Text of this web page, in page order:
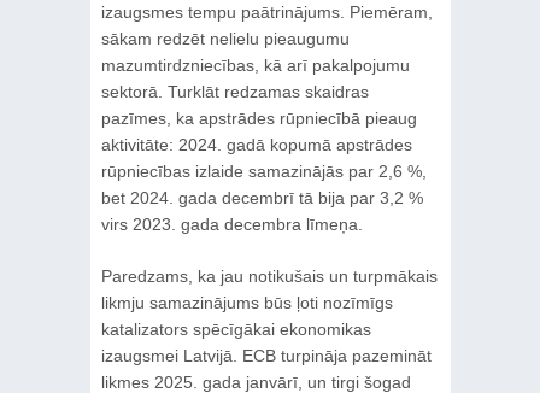
izaugsmes tempu paātrinājums. Piemēram,
sākam redzēt nelielu pieaugumu
mazumtirdzniecības, kā arī pakalpojumu
sektorā. Turklāt redzamas skaidras
pazīmes, ka apstrādes rūpniecībā pieaug
aktivitāte: 2024. gadā kopumā apstrādes
rūpniecības izlaide samazinājās par 2,6 %,
bet 2024. gada decembrī tā bija par 3,2 %
virs 2023. gada decembra līmeņa.
Paredzams, ka jau notikušais un turpmākais
likmju samazinājums būs ļoti nozīmīgs
katalizators spēcīgākai ekonomikas
izaugsmei Latvijā. ECB turpināja pazemināt
likmes 2025. gada janvārī, un tirgi šogad